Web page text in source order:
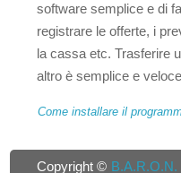
software semplice e di
registrare le offerte, i
la cassa etc. Trasferire
altro è semplice e
Come installare il
Copyright © B.A.R.O.N.